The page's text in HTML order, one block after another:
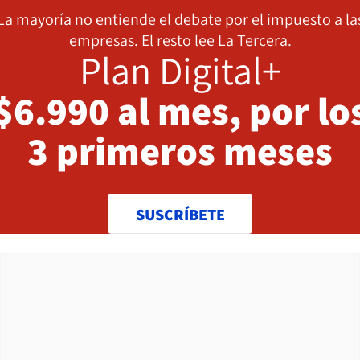
mayoría no entiende el debate por el impuesto a
empresas. El resto lee La Tercera.
Plan Digital+
al mes, por
3 primeros meses
SUSCRÍBETE